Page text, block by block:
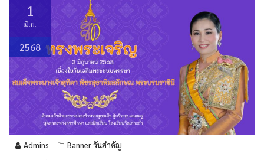
1
มิ.ย.
2568
Admins Banner วันสำคัญ